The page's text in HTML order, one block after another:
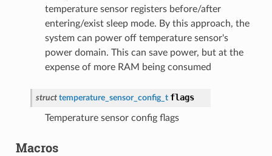
temperature sensor registers before/after
entering/exist sleep mode. By this approach, the
system can power off temperature sensor's
power domain. This can save power, but at the
expense of more RAM being consumed
struct temperature_sensor_config_t flags
Temperature sensor config flags
Macros